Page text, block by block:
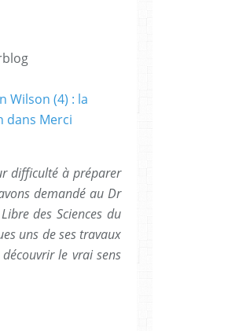
difficulté à préparer
demandé au Dr
des Sciences du
uns de ses travaux
le vrai sens